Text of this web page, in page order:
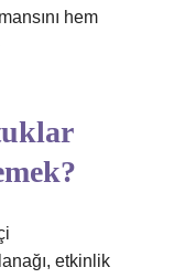
hem
etkinlik